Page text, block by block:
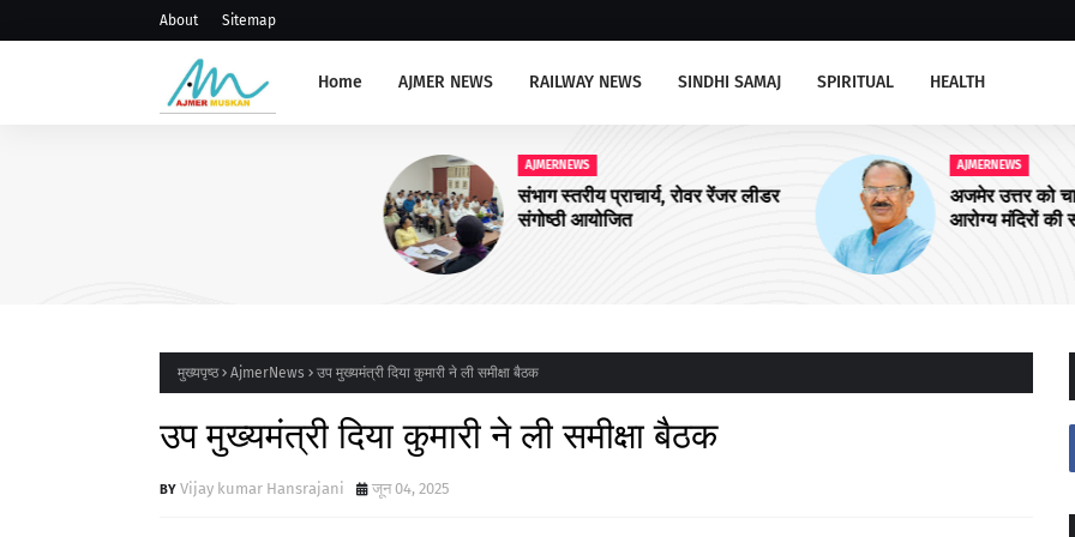
About Sitemap
Home AJMER NEWS RAILWAY NEWS SINDHI SAMAJ SPIRITUAL HEALTH
संभाग स्तरीय प्राचार्य, रोवर रेंजर लीडर
संगोष्ठी आयोजित
अजमेर उत्तर को चार और आयुष्मान शहरी
आरोग्य मंदिरों की सौगात
मुख्यपृष्ठ AjmerNews उप मुख्यमंत्री दिया कुमारी ने ली समीक्षा बैठक
उप मुख्यमंत्री दिया कुमारी ने ली समीक्षा बैठक
Vijay kumar Hansrajani जून 04, 2025